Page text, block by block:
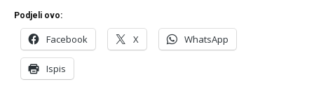
Podjeli ovo:
Facebook X WhatsApp
Ispis